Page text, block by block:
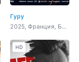
Гуру
2025, Франция, Бельгия, триллер
HD